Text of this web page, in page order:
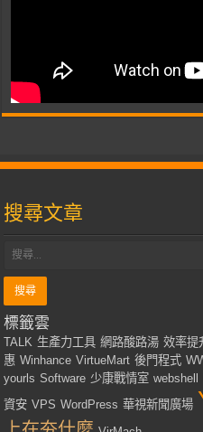
搜尋文章
標籤雲
TALK 生產力工具 網路酸路湯 效率提
惠 Winhance VirtueMart 後門程式
yourls Software 少康戰情室 webshell
資安 VPS WordPress 華視新聞廣場